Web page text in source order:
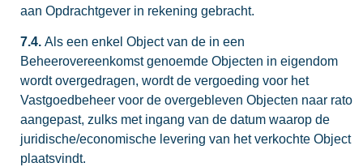
aan Opdrachtgever in rekening gebracht.
7.4. Als een enkel Object van de in een
Beheerovereenkomst genoemde Objecten in eigendom
wordt overgedragen, wordt de vergoeding voor het
Vastgoedbeheer voor de overgebleven Objecten naar rato
aangepast, zulks met ingang van de datum waarop de
juridische/economische levering van het verkochte Object
plaatsvindt.